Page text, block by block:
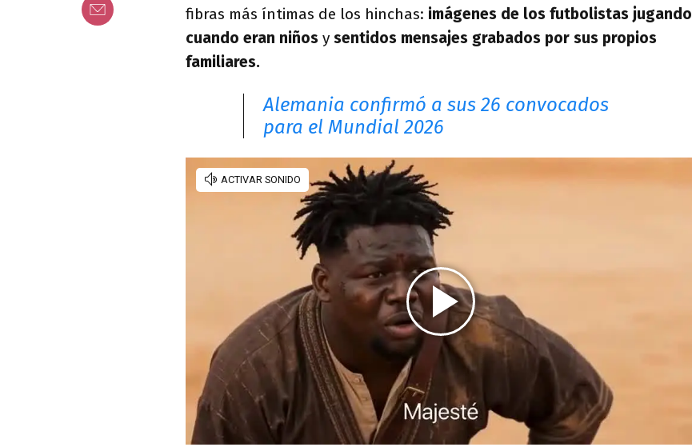
fibras más íntimas de los hinchas: imágenes de los futbolistas jugando
cuando eran niños y sentidos mensajes grabados por sus propios
familiares.
Alemania confirmó a sus 26 convocados
para el Mundial 2026